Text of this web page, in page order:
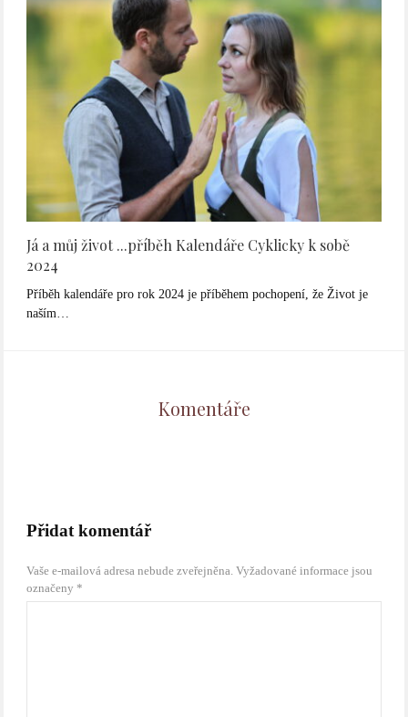
Já a můj život ...příběh Kalendáře Cyklicky k sobě
2024
Příběh kalendáře pro rok 2024 je příběhem pochopení, že Život je
naším…
Komentáře
Přidat komentář
Vaše e-mailová adresa nebude zveřejněna. Vyžadované informace jsou
označeny *